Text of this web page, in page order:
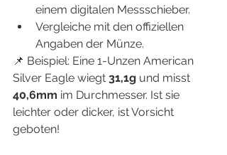
einem digitalen Messschieber.
Vergleiche mit den offiziellen
Angaben der Münze.
📌 Beispiel: Eine 1-Unzen American
Silver Eagle wiegt 31,1g und misst
40,6mm im Durchmesser. Ist sie
leichter oder dicker, ist Vorsicht
geboten!